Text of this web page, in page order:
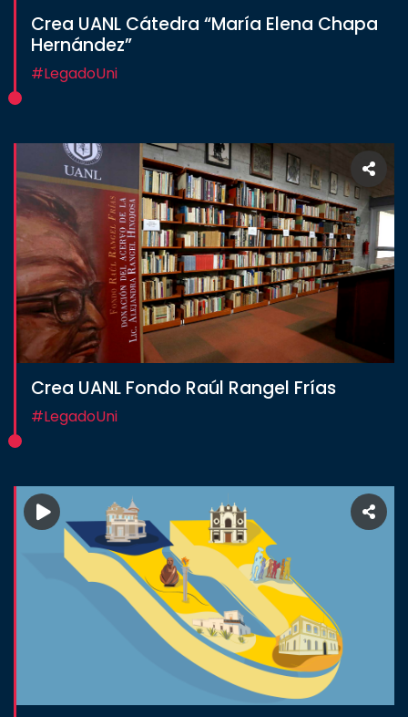
Crea UANL Cátedra “María Elena Chapa
Hernández”
#LegadoUni
Crea UANL Fondo Raúl Rangel Frías
#LegadoUni